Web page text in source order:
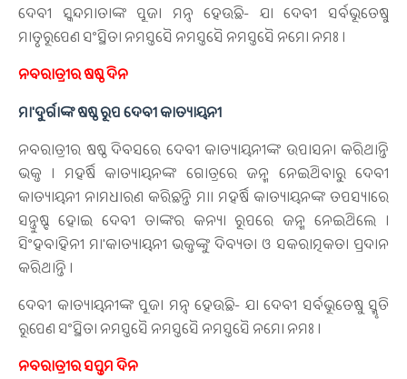
ଦେବୀ ସ୍କନ୍ଦମାତାଙ୍କ ପୂଜା ମନ୍ତ୍ର ହେଉଛି- ଯା ଦେବୀ ସର୍ବଭୂତେଷୁ
ମାତୃରୂପେଣ ସଂସ୍ଥିତା ନମସ୍ତସୈ ନମସ୍ତସୈ ନମସ୍ତସୈ ନମୋ ନମଃ ।
ନବରାତ୍ରୀର ଷଷ୍ଠ ଦିନ
ମା'ଦୁର୍ଗାଙ୍କ ଷଷ୍ଠ ରୂପ ଦେବୀ କାତ୍ୟାୟନୀ
ନବରାତ୍ରୀର ଷଷ୍ଠ ଦିବସରେ ଦେବୀ କାତ୍ୟାୟନୀଙ୍କ ଉପାସନା କରିଥାନ୍ତି
ଭକ୍ତ । ମହର୍ଷି କାତ୍ୟାୟନଙ୍କ ଗୋତ୍ରରେ ଜନ୍ମ ନେଇଥିବାରୁ ଦେବୀ
କାତ୍ୟାୟନୀ ନାମଧାରଣ କରିଛନ୍ତି ମା। ମହର୍ଷି କାତ୍ୟାୟନଙ୍କ ତପସ୍ୟାରେ
ସନ୍ତୁଷ୍ଟ ହୋଇ ଦେବୀ ତାଙ୍କର କନ୍ୟା ରୂପରେ ଜନ୍ମ ନେଇଥିଲେ ।
ସିଂହବାହିନୀ ମା'କାତ୍ୟାୟନୀ ଭକ୍ତଙ୍କୁ ଦିବ୍ୟତା ଓ ସକରାତ୍ମକତା ପ୍ରଦାନ
କରିଥାନ୍ତି ।
ଦେବୀ କାତ୍ୟାୟନୀଙ୍କ ପୂଜା ମନ୍ତ୍ର ହେଉଛି- ଯା ଦେବୀ ସର୍ବଭୂତେଷୁ ସ୍ମୃତି
ରୂପେଣ ସଂସ୍ଥିତା ନମସ୍ତସୈ ନମସ୍ତସୈ ନମସ୍ତସୈ ନମୋ ନମଃ ।
ନବରାତ୍ରୀର ସପ୍ତମ ଦିନ